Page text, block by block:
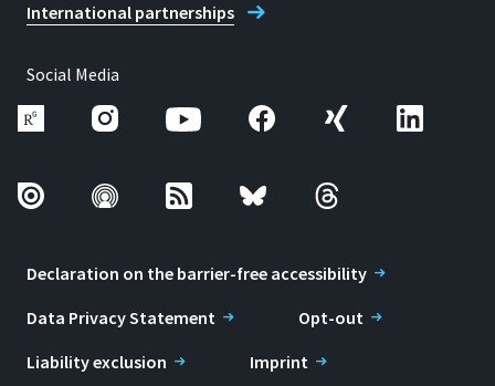
International partnerships
Social Media
Declaration on the barrier-free accessibility
Data Privacy Statement
Opt-out
Liability exclusion
Imprint